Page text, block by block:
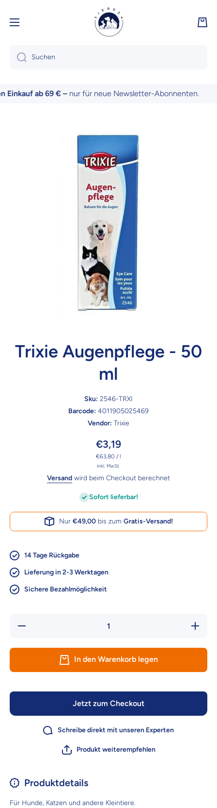
Suchen
ab 69 € –nur für neue Newsletter-Abonnenten.
Trixie Augenpflege - 50
ml
Sku: 2546-TRXI
Barcode: 4011905025469
Vendor: Trixie
€3,19
€63,80 / pro
l
inkl. MwSt.
Versand wird beim Checkout berechnet
Sofort lieferbar!
Nur €49,00bis zum Gratis-Versand!
14 Tage Rückgabe
Lieferung in 2-3 Werktagen
Sichere Bezahlmöglichkeit
Verringere
Erhöhe
Menge
– für
50 ml
In den Warenkorb legen
Jetzt zum Checkout
Schreibe direkt mit unseren Experten
Produkt weiterempfehlen
Produktdetails
Für Hunde, Katzen und andere Kleintiere.